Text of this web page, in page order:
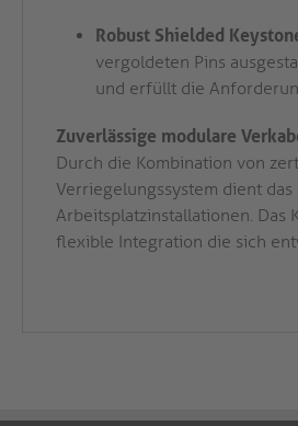
Robust Shielded
vergoldeten Pins
und erfüllt die
Zuverlässige modulare
Durch die Kombination von
Verriegelungssystem dient
Arbeitsplatzinstallationen. Das
flexible Integration die sich